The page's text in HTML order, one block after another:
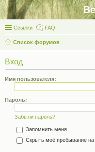
Ссылки FAQ
Список форумов
Вход
Имя пользователя:
Пароль:
Забыли пароль?
Запомнить меня
Скрыть моё пребывание на